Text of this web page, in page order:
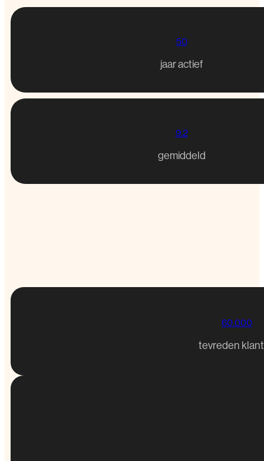
50
jaar actief
9.2
gemiddeld
60.000
tevreden